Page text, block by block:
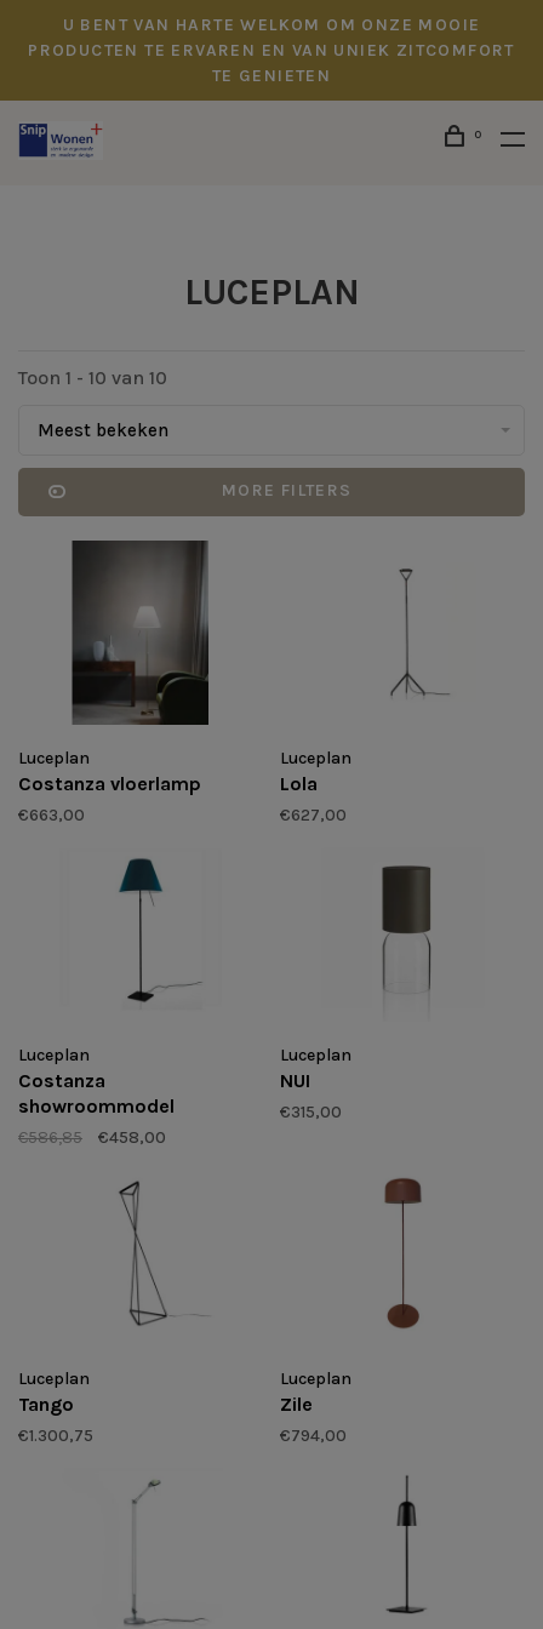
U BENT VAN HARTE WELKOM OM ONZE MOOIE
PRODUCTEN TE ERVAREN EN VAN UNIEK ZITCOMFORT
TE GENIETEN
0
LUCEPLAN
Toon 1 - 10 van 10
Meest bekeken
MORE FILTERS
Luceplan
Costanza vloerlamp
€663,00
Luceplan
Lola
€627,00
Luceplan
Costanza
showroommodel
€586,85 €458,00
Luceplan
NUI
€315,00
Luceplan
Tango
€1.300,75
Luceplan
Zile
€794,00